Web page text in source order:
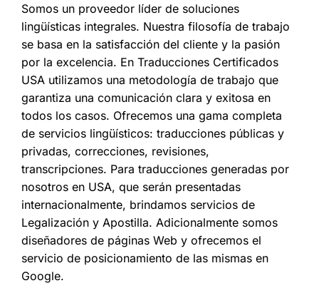
Somos un proveedor líder de soluciones
lingüísticas integrales. Nuestra filosofía de trabajo
se basa en la satisfacción del cliente y la pasión
por la excelencia. En Traducciones Certificados
USA utilizamos una metodología de trabajo que
garantiza una comunicación clara y exitosa en
todos los casos. Ofrecemos una gama completa
de servicios lingüísticos: traducciones públicas y
privadas, correcciones, revisiones,
transcripciones. Para traducciones generadas por
nosotros en USA, que serán presentadas
internacionalmente, brindamos servicios de
Legalización y Apostilla. Adicionalmente somos
diseñadores de páginas Web y ofrecemos el
servicio de posicionamiento de las mismas en
Google.